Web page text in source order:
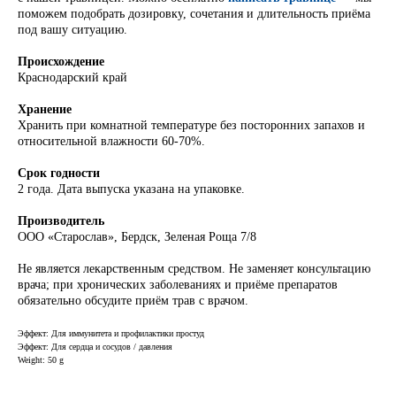
поможем подобрать дозировку, сочетания и длительность приёма
под вашу ситуацию.
Происхождение
Краснодарский край
Хранение
Хранить при комнатной температуре без посторонних запахов и
относительной влажности 60-70%.
Срок годности
2 года. Дата выпуска указана на упаковке.
Производитель
ООО «Старослав», Бердск, Зеленая Роща 7/8
Не является лекарственным средством. Не заменяет консультацию
врача; при хронических заболеваниях и приёме препаратов
обязательно обсудите приём трав с врачом.
Эффект: Для иммунитета и профилактики простуд
Эффект: Для сердца и сосудов / давления
Weight: 50 g